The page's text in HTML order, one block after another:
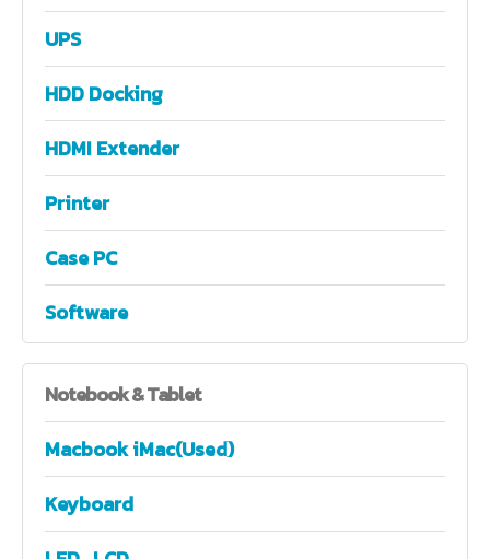
UPS
HDD Docking
HDMI Extender
Printer
Case PC
Software
Notebook& Tablet
Macbook iMac(Used)
Keyboard